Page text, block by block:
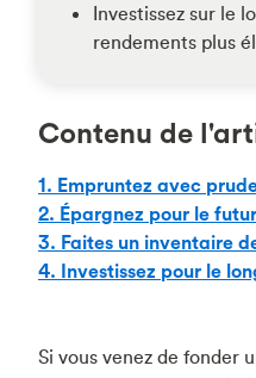
Investissez sur le
rendements plus
Contenu de
1. Empruntez avec
2. Épargnez pour le
3. Faites un inventaire
4. Investissez pour le
Si vous venez de fonder